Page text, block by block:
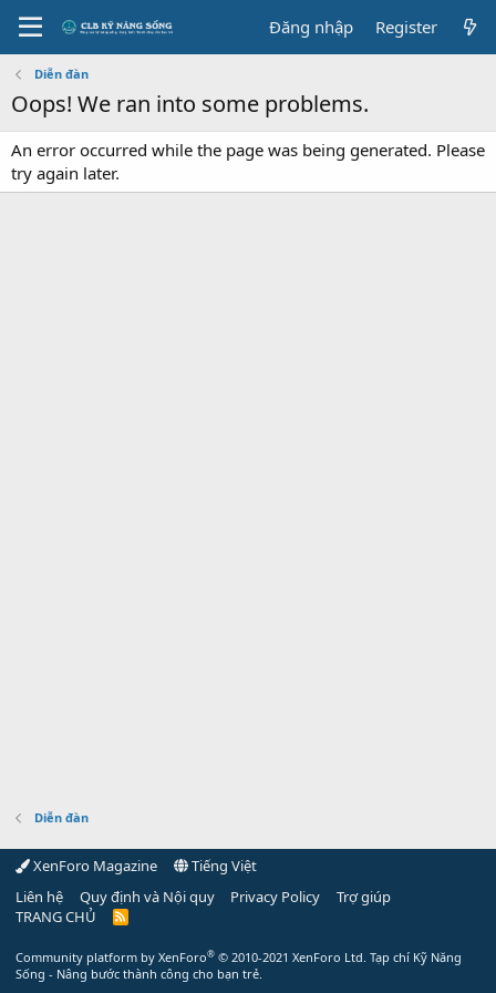
Đăng nhập Register
Diễn đàn
Oops! We ran into some problems.
An error occurred while the page was being generated. Please
try again later.
Diễn đàn
XenForo Magazine
Tiếng Việt
Liên hệ
Quy định và Nội quy Privacy Policy
Trợ giúp
TRANG CHỦ
R
Community platform by XenForo® © 2010-2021 XenForo Ltd. Tạp chí Kỹ Năng
Sống - Nâng bước thành công cho bạn trẻ.